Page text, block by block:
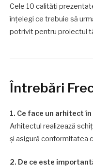
Cele 10 calități
înțelegi ce trebuie să
potrivit pentru proiectul
Întrebări
1. Ce face un arhitect
Arhitectul realizează
și asigură conformitatea
2. De ce este